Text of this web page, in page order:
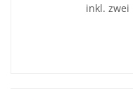
inkl. zwei